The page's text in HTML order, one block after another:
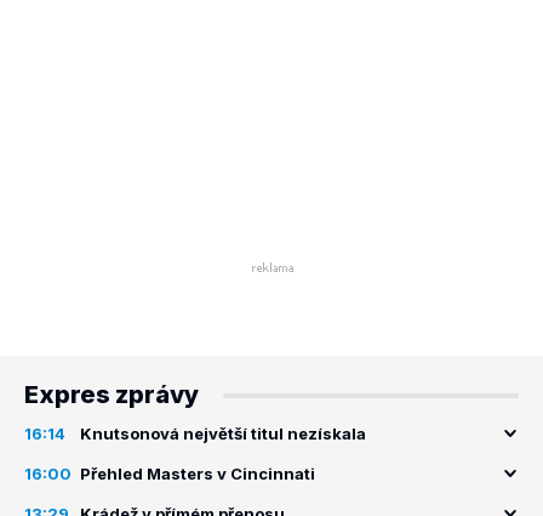
Expres zprávy
16:14 Knutsonová největší titul nezískala
16:00 Přehled Masters v Cincinnati